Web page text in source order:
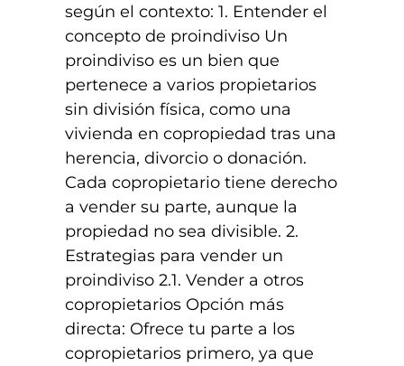
según el contexto: 1. Entender el
concepto de proindiviso Un
proindiviso es un bien que
pertenece a varios propietarios
sin división física, como una
vivienda en copropiedad tras una
herencia, divorcio o donación.
Cada copropietario tiene derecho
a vender su parte, aunque la
propiedad no sea divisible. 2.
Estrategias para vender un
proindiviso 2.1. Vender a otros
copropietarios Opción más
directa: Ofrece tu parte a los
copropietarios primero, ya que